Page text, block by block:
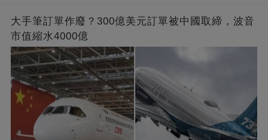
大手筆訂單作廢？300億美元訂單被中國取締，波音
市值縮水4000億